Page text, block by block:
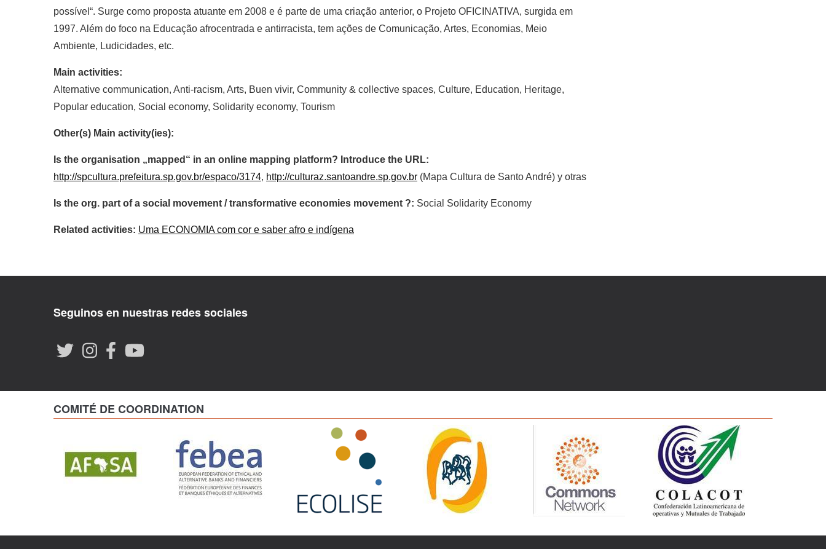
possível“. Surge como proposta atuante em 2008 e é parte de uma criação anterior, o Projeto OFICINATIVA, surgida em
1997. Além do foco na Educação afrocentrada e antirracista, tem ações de Comunicação, Artes, Economias, Meio
Ambiente, Ludicidades, etc.
Main activities:
Alternative communication, Anti-racism, Arts, Buen vivir, Community & collective spaces, Culture, Education, Heritage,
Popular education, Social economy, Solidarity economy, Tourism
Other(s) Main activity(ies):
Is the organisation „mapped“ in an online mapping platform? Introduce the URL:
http://spcultura.prefeitura.sp.gov.br/espaco/3174, http://culturaz.santoandre.sp.gov.br (Mapa Cultura de Santo André) y otras
Is the org. part of a social movement / transformative economies movement ?: Social Solidarity Economy
Related activities: Uma ECONOMIA com cor e saber afro e indígena
Seguinos en nuestras redes sociales
COMITÉ DE COORDINATION